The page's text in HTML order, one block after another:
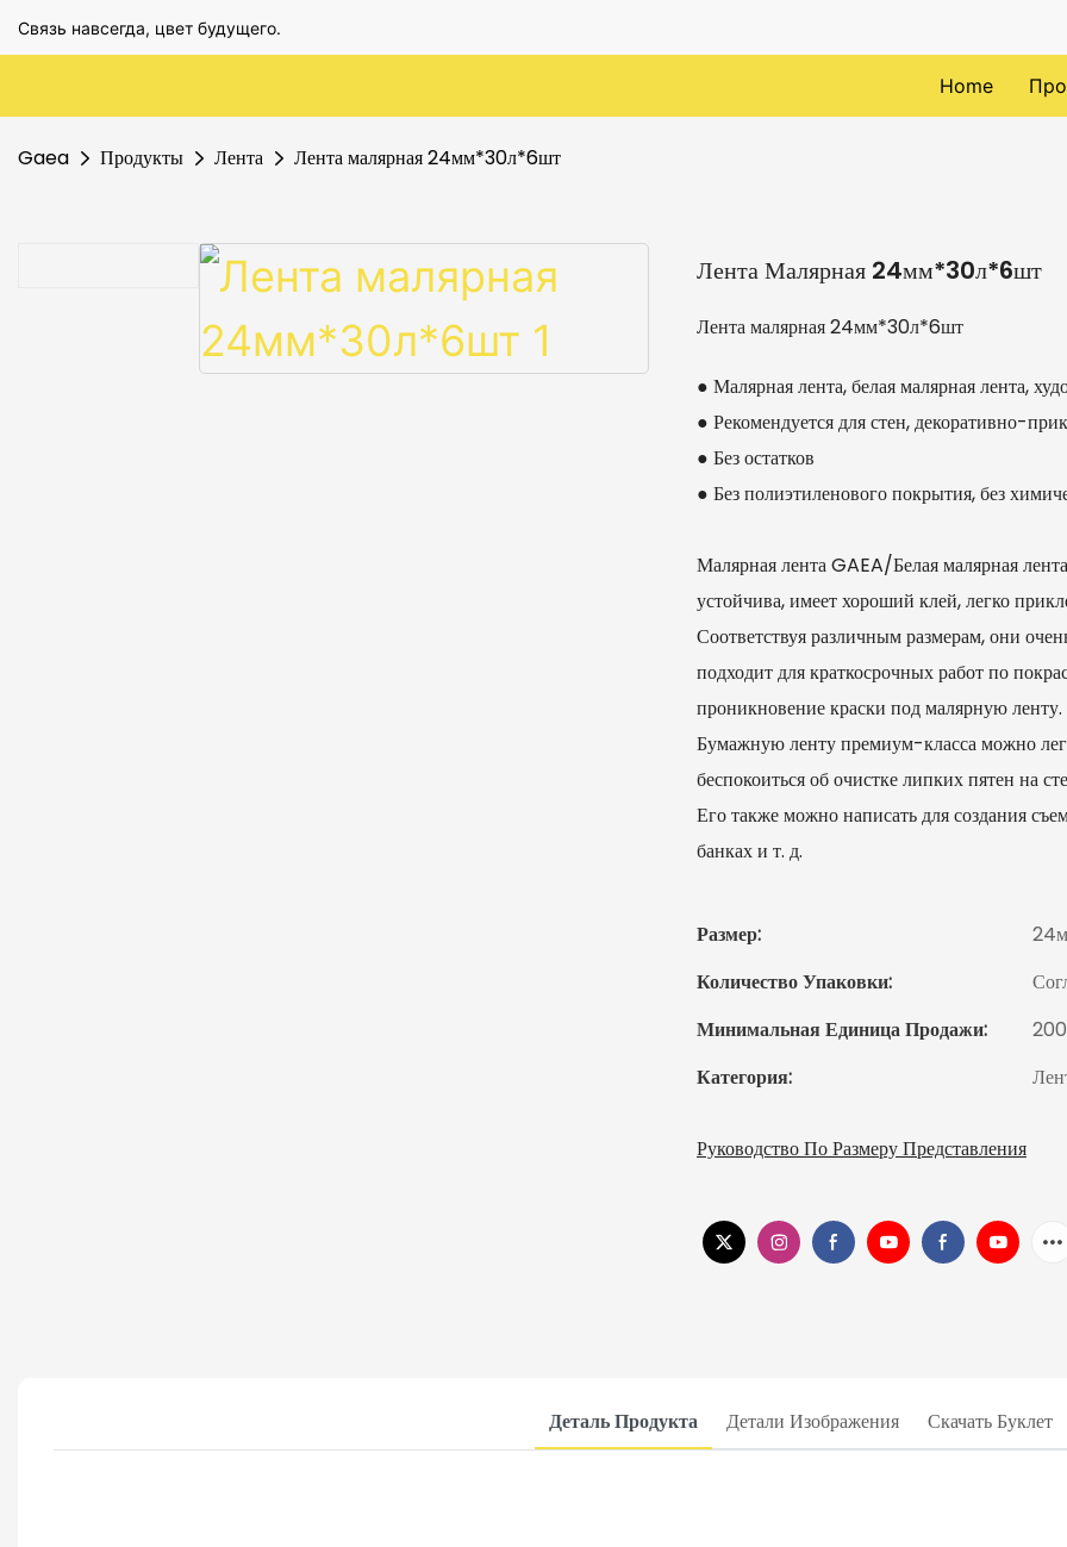
Связь навсегда, цвет будущего.
Home
Gaea Продукты Лента Лента малярная 24мм*30л*6шт
Лента Малярная 24мм*30л*6шт
Лента малярная 24мм*30л*6шт
● Малярная лента, белая малярная лента,
● Рекомендуется для стен, декоративно-
● Без остатков
● Без полиэтиленового покрытия, без
Малярная лента GAEA/Белая малярная
устойчива, имеет хороший клей, легко
Соответствуя различным размерам, они
подходит для краткосрочных работ по
проникновение краски под малярную ленту.
Бумажную ленту премиум-класса можно
беспокоиться об очистке липких пятен на
Его также можно написать для создания
банках и т. д.
Размер:
Количество Упаковки:
Минимальная Единица Продажи:
Категория:
Руководство По Размеру Представления
Деталь Продукта Детали Изображения Скачать Буклет